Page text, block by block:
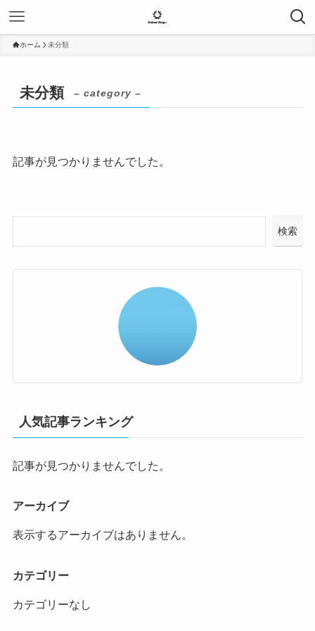
ホーム 未分類
未分類 – category –
記事が見つかりませんでした。
検索
人気記事ランキング
記事が見つかりませんでした。
アーカイブ
表示するアーカイブはありません。
カテゴリー
カテゴリーなし